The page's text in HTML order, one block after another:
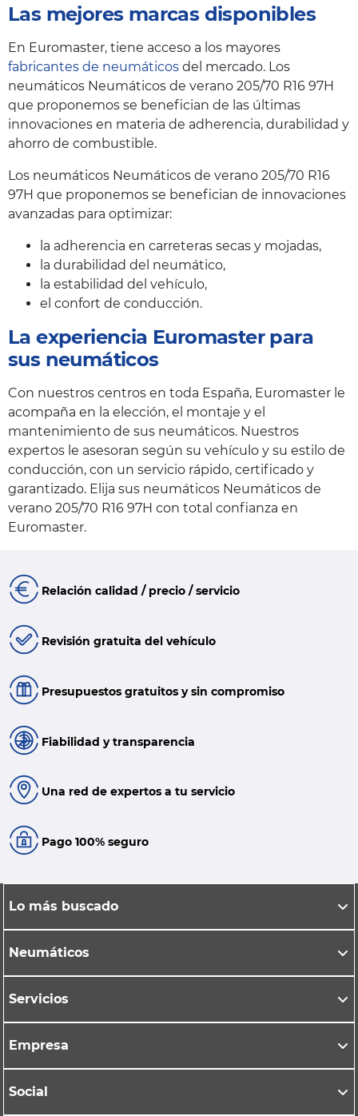
Las mejores marcas disponibles
En Euromaster, tiene acceso a los mayores
fabricantes de neumáticos del mercado. Los
neumáticos Neumáticos de verano 205/70 R16 97H
que proponemos se benefician de las últimas
innovaciones en materia de adherencia, durabilidad y
ahorro de combustible.
Los neumáticos Neumáticos de verano 205/70 R16
97H que proponemos se benefician de innovaciones
avanzadas para optimizar:
la adherencia en carreteras secas y mojadas,
la durabilidad del neumático,
la estabilidad del vehículo,
el confort de conducción.
La experiencia Euromaster para
sus neumáticos
Con nuestros centros en toda España, Euromaster le
acompaña en la elección, el montaje y el
mantenimiento de sus neumáticos. Nuestros
expertos le asesoran según su vehículo y su estilo de
conducción, con un servicio rápido, certificado y
garantizado. Elija sus neumáticos Neumáticos de
verano 205/70 R16 97H con total confianza en
Euromaster.
Relación calidad / precio / servicio
Revisión gratuita del vehículo
Presupuestos gratuitos y sin compromiso
Fiabilidad y transparencia
Una red de expertos a tu servicio
Pago 100% seguro
Lo más buscado
Neumáticos
Servicios
Empresa
Social